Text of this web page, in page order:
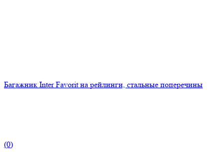
Багажник Inter Favorit на рейлинги, стальные поперечины
(0)